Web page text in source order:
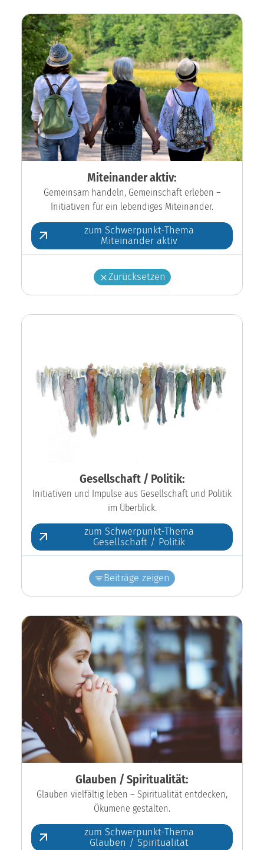
Miteinander aktiv:
Gemeinsam handeln, Gemeinschaft erleben –
Initiativen für ein lebendiges Miteinander.
zum Schwerpunkt-Thema
Miteinander aktiv
Zurücksetzen
Gesellschaft / Politik:
Initiativen und Impulse aus Gesellschaft und Politik
im Überblick.
zum Schwerpunkt-Thema
Gesellschaft / Politik
Beiträge zeigen
Glauben / Spiritualität:
Glauben vielfältig leben – Spiritualität entdecken,
Ökumene gestalten.
zum Schwerpunkt-Thema
Glauben / Spiritualität